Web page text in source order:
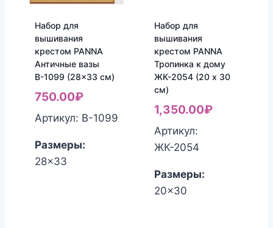
Набор для
вышивания
крестом PANNA
Античные вазы
В-1099 (28×33 см)
750.00₽
Артикул: В-1099
Размеры:
28x33
Набор для
вышивания
крестом PANNA
Тропинка к дому
ЖК-2054 (20 x 30
см)
1,350.00₽
Артикул:
ЖК-2054
Размеры:
20x30